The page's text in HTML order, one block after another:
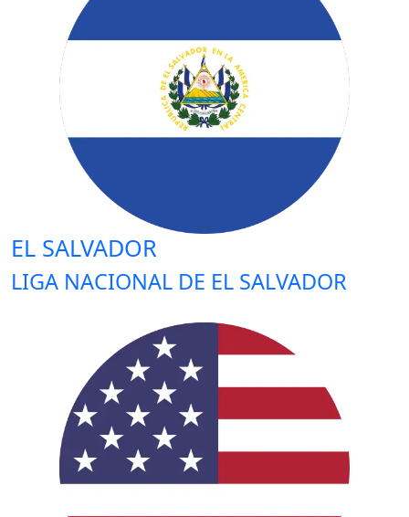
EL SALVADOR
LIGA NACIONAL DE EL SALVADOR